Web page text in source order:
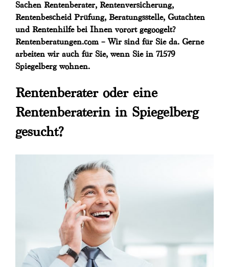
Sachen Rentenberater, Rentenversicherung,
Rentenbescheid Prüfung, Beratungsstelle, Gutachten
und Rentenhilfe bei Ihnen vorort gegoogelt?
Rentenberatungen.com – Wir sind für Sie da. Gerne
arbeiten wir auch für Sie, wenn Sie in 71579
Spiegelberg wohnen.
Rentenberater oder eine
Rentenberaterin in Spiegelberg
gesucht?